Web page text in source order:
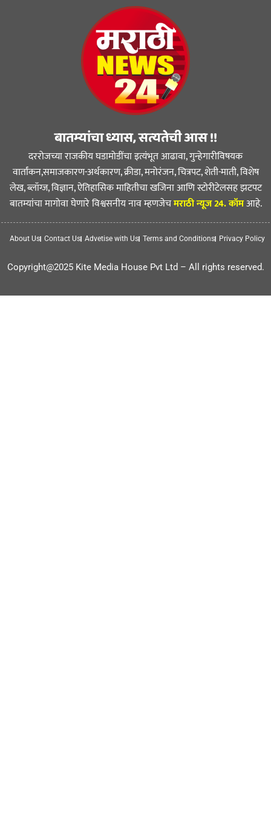
बातम्यांचा ध्यास, सत्यतेची आस !!
दररोजच्या राजकीय घडामोडींचा इत्यंभूत आढावा, गुन्हेगारीविषयक
वार्तांकन,समाजकारण-अर्थकारण, क्रीडा, मनोरंजन, चित्रपट, शेती-माती, विशेष
लेख, ब्लॉग्ज, विज्ञान, ऐतिहासिक माहितीचा खजिना आणि स्टोरीटेलसह झटपट
बातम्यांचा मागोवा घेणारे विश्वसनीय नाव म्हणजेचमराठी न्यूज 24. कॉमआहे.
About Us Contact Us Advetise with Us Terms and Conditions Privacy Policy
Copyright@2025 Kite Media House Pvt Ltd – All rights reserved.